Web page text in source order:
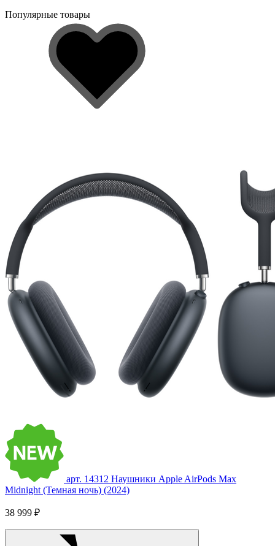
Популярные товары
арт. 14312 Наушники Apple AirPods Max
Midnight (Темная ночь) (2024)
38 999 ₽